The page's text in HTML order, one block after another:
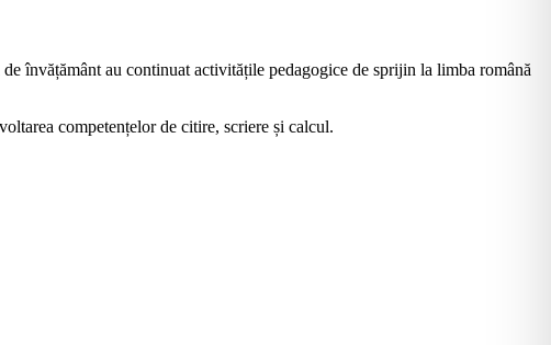
învățământ au continuat activitățile pedagogice de sprijin la limba română
competențelor de citire, scriere și calcul.